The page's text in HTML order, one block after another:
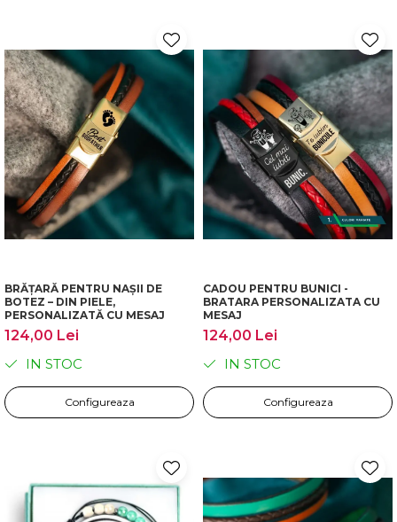
BRĂȚARĂ PENTRU NAȘII DE
BOTEZ – DIN PIELE,
PERSONALIZATĂ CU MESAJ
124,00 Lei
IN STOC
Configureaza
CADOU PENTRU BUNICI -
BRATARA PERSONALIZATA CU
MESAJ
124,00 Lei
IN STOC
Configureaza